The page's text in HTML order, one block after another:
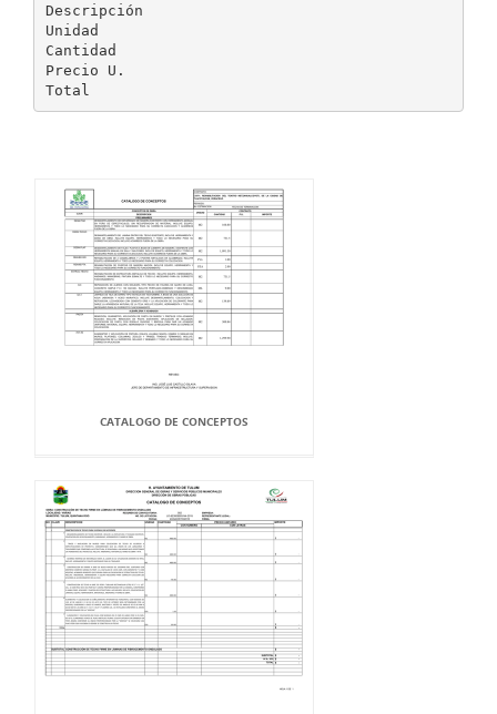
Descripción
Unidad
Cantidad
Precio U.
Total
CATALOGO DE CONCEPTOS